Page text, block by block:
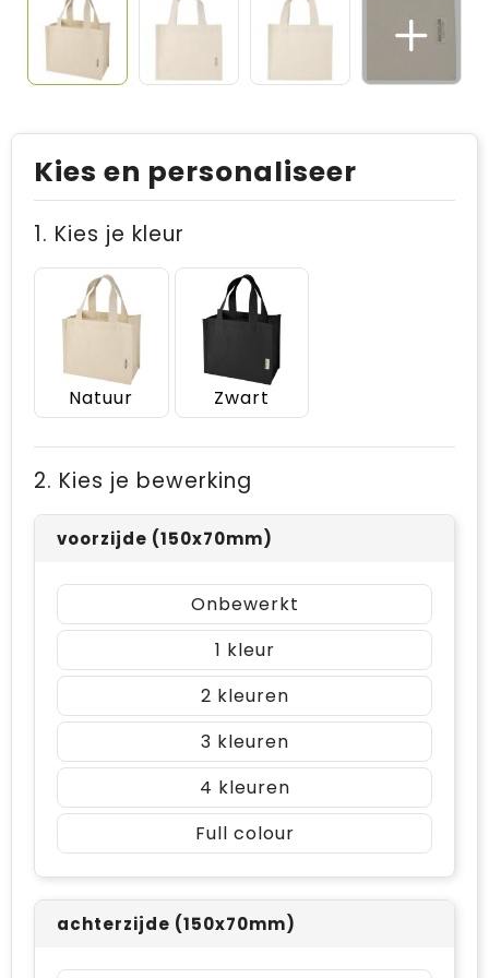
Kies en personaliseer
1. Kies je kleur
Natuur Zwart
2. Kies je bewerking
voorzijde (150x70mm)
Onbewerkt
1
2
3
4
Full colour
achterzijde (150x70mm)